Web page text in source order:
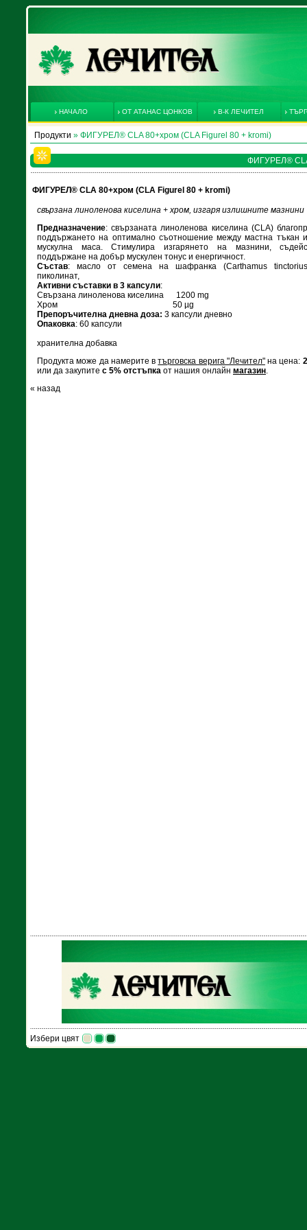
НАЧАЛО ОТ АТАНАС ЦОНКОВ В-К ЛЕЧИТЕЛ
Продукти » ФИГУРЕЛ® CLA 80+хром (CLA Figurel 80 + kromi)
ФИГУРЕЛ®
ФИГУРЕЛ® CLA 80+хром (CLA Figurel 80 + kromi)
свързана линоленова киселина + хром, изгаря излишните мазнини
Предназначение: свързаната линоленова киселина (CLA)
поддържането на оптимално съотношение между мастна тъкан
мускулна маса. Стимулира изгарянето на мазнини,
поддържане на добър мускулен тонус и енергичност.
Състав: масло от семена на шафранка (Carthamus
пиколинат,
Активни съставки в 3 капсули:
Свързана линоленова киселина 1200 mg
Хром 50 µg
Препоръчителна дневна доза: 3 капсули дневно
Опаковка: 60 капсули
хранителна добавка
Продукта може да намерите втърговска верига "Лечител"на цена:
или да закупите с 5% отстъпка от нашия онлайн магазин.
« назад
Избери цвят